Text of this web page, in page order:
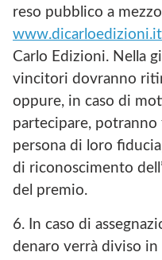
reso pubblico a
www.dicarloedizioni.it
Carlo Edizioni. Nella
vincitori dovranno
oppure, in caso di
partecipare, potranno
persona di loro
di riconoscimento
del premio.
6. In caso di
denaro verrà diviso